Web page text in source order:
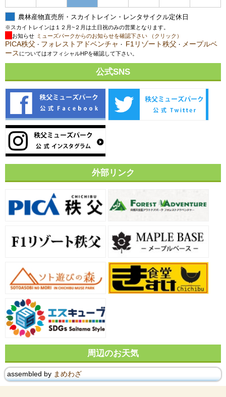
農林産物直売所・スカイトレイン・レンタサイクル定休日
※スカイトレインは１２月~２月は土日祝のみの営業となります。
お知らせ ミューズパークからのお知らせを確認下さい （クリック）
PICA秩父 ・ フォレストアドベンチャ ・ F1リゾート秩父 ・
メープルベ
ース についてはオフィシャルHPを確認して下さい。
公式SNS
外部リンク
周辺のお天気
assembled by まめわざ